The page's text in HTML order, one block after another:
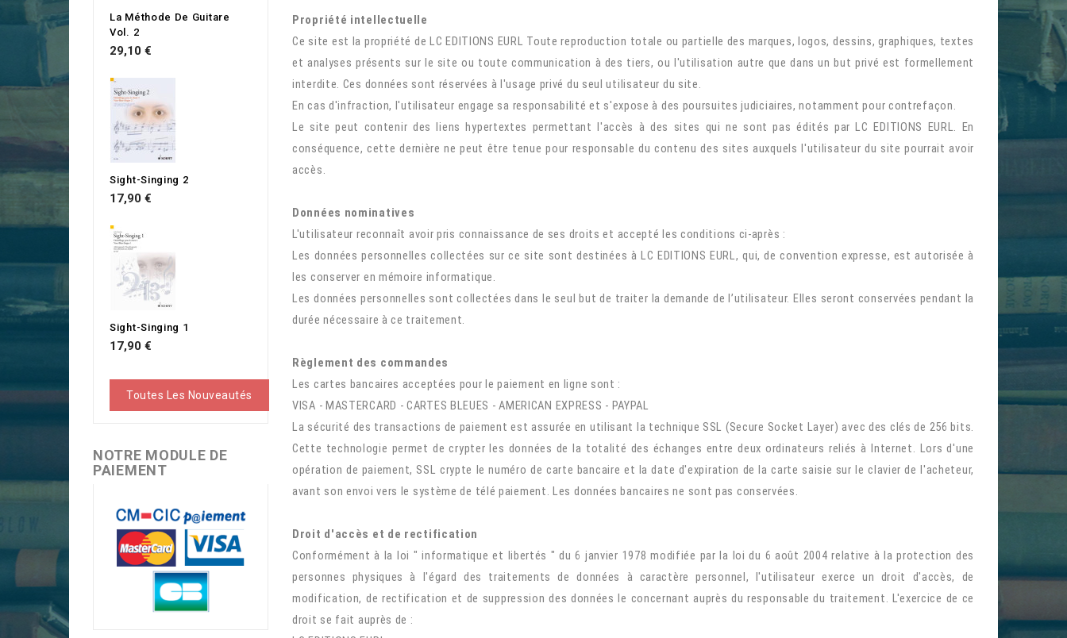
La Méthode De Guitare
Vol. 2
Prix
29,10 €
Sight-Singing 2
Prix
17,90 €
Sight-Singing 1
Prix
17,90 €
Toutes Les Nouveautés
NOTRE MODULE DE
PAIEMENT
Propriété intellectuelle
Ce site est la propriété de LC EDITIONS EURL Toute reproduction totale ou partielle des marques, logos, dessins, graphiques, textes
et analyses présents sur le site ou toute communication à des tiers, ou l'utilisation autre que dans un but privé est formellement
interdite. Ces données sont réservées à l'usage privé du seul utilisateur du site.
En cas d'infraction, l'utilisateur engage sa responsabilité et s'expose à des poursuites judiciaires, notamment pour contrefaçon.
Le site peut contenir des liens hypertextes permettant l'accès à des sites qui ne sont pas édités parLC EDITIONS EURL. En
conséquence, cette dernière ne peut être tenue pour responsable du contenu des sites auxquels l'utilisateur du site pourrait avoir
accès.
Données nominatives
L'utilisateur reconnaît avoir pris connaissance de ses droits et accepté les conditions ci-après :
Les données personnelles collectées sur ce site sont destinées à LC EDITIONS EURL, qui, de convention expresse, est autorisée à
les conserver en mémoire informatique.
Les données personnelles sont collectées dans le seul but de traiter la demande de l’utilisateur. Elles seront conservées pendant la
durée nécessaire à ce traitement.
Règlement des commandes
Les cartes bancaires acceptées pour le paiement en ligne sont :
VISA - MASTERCARD - CARTES BLEUES - AMERICAN EXPRESS - PAYPAL
La sécurité des transactions de paiement est assurée en utilisant la technique SSL (Secure Socket Layer) avec des clés de 256 bits.
Cette technologie permet de crypter les données de la totalité des échanges entre deux ordinateurs reliés à Internet. Lors d'une
opération de paiement, SSL crypte le numéro de carte bancaire et la date d'expiration de la carte saisie sur le clavier de l'acheteur,
avant son envoi vers le système de télé paiement. Les données bancaires ne sont pas conservées.
Droit d'accès et de rectification
Conformément à la loi " informatique et libertés " du 6 janvier 1978 modifiée par la loi du 6 août 2004 relative à la protection des
personnes physiques à l'égard des traitements de données à caractère personnel, l'utilisateur exerce un droit d'accès, de
modification, de rectification et de suppression des données le concernant auprès du responsable du traitement. L'exercice de ce
droit se fait auprès de :